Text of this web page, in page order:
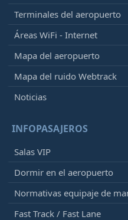
Terminales del aeropuerto
Áreas WiFi - Internet
Mapa del aeropuerto
Mapa del ruido Webtrack
Noticias
INFOPASAJEROS
Salas VIP
Dormir en el aeropuerto
Normativas equipaje de
Fast Track / Fast Lane